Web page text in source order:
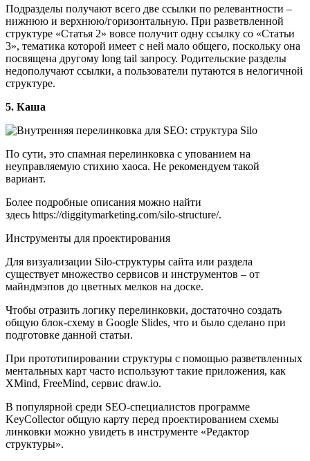
Подразделы получают всего две ссылки по релевантности –
нижнюю и верхнюю/горизонтальную. При разветвленной
структуре «Статья 2» вовсе получит одну ссылку со «Статьи
3», тематика которой имеет с ней мало общего, поскольку она
посвящена другому long tail запросу. Родительские разделы
недополучают ссылки, а пользователи путаются в нелогичной
структуре.
5. Каша
По сути, это спамная перелинковка с упованием на
неуправляемую стихию хаоса. Не рекомендуем такой
вариант.
Более подробные описания можно найти
здесь https://diggitymarketing.com/silo-structure/.
Инструменты для проектирования
Для визуализации Silo-структуры сайта или раздела
существует множество сервисов и инструментов – от
майндмэпов до цветных мелков на доске.
Чтобы отразить логику перелинковки, достаточно создать
общую блок-схему в Google Slides, что и было сделано при
подготовке данной статьи.
При прототипировании структуры с помощью разветвленных
ментальных карт часто используют такие приложения, как
XMind, FreeMind, сервис draw.io.
В популярной среди SEO-специалистов программе
KeyCollector общую карту перед проектированием схемы
линковки можно увидеть в инструменте «Редактор
структуры».